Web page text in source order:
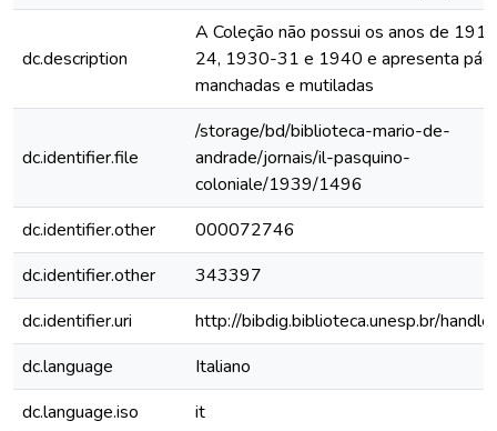
dc.description
A Coleção não possui os anos de
24, 1930-31 e 1940 e apresenta
manchadas e mutiladas
dc.identifier.file
/storage/bd/biblioteca-mario-de-
andrade/jornais/il-pasquino-
coloniale/1939/1496
dc.identifier.other
000072746
dc.identifier.other
343397
dc.identifier.uri
http://bibdig.biblioteca.unesp.br/
dc.language
Italiano
dc.language.iso
it